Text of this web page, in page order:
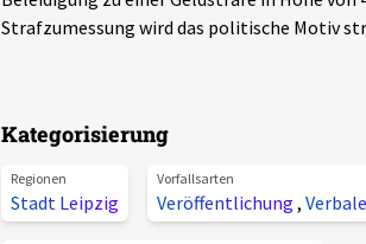
Strafzumessung wird das politische Motiv
Kategorisierung
Regionen
Stadt Leipzig
Vorfallsarten
Veröffentlichung ,